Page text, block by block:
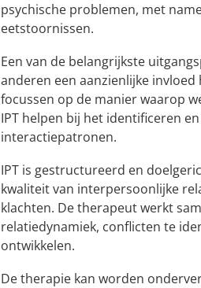
psychische problemen, met
eetstoornissen.
Een van de belangrijkste
anderen een aanzienlijke
focussen op de manier waarop
IPT helpen bij het identificeren
interactiepatronen.
IPT is gestructureerd en
kwaliteit van interpersoonlijke
klachten. De therapeut werkt
relatiedynamiek, conflicten te
ontwikkelen.
De therapie kan worden